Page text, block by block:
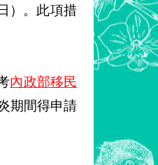
）。此項措
內政部移民
期間得申請